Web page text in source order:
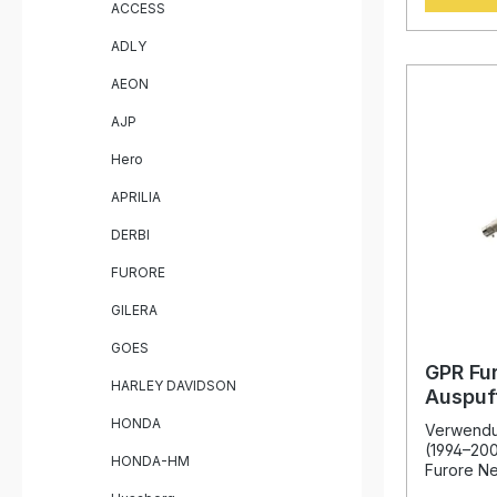
ACCESS
ADLY
AEON
AJP
Hero
APRILIA
DERBI
FURORE
GILERA
GOES
HARLEY DAVIDSON
HONDA
HONDA-HM
der
Design
Verarbeitung
Trioval
GPR
850 R/
Furore